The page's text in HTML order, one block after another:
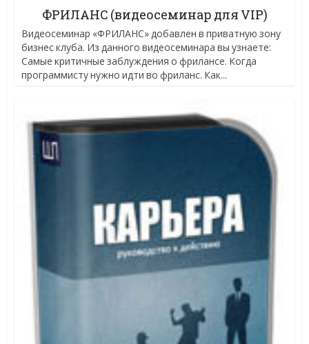
ФРИЛАНС (видеосеминар для VIP)
Видеосеминар «ФРИЛАНС» добавлен в приватную зону
бизнес клуба. Из данного видеосеминара вы узнаете:
Самые критичные заблуждения о фрилансе. Когда
программисту нужно идти во фриланс. Как...